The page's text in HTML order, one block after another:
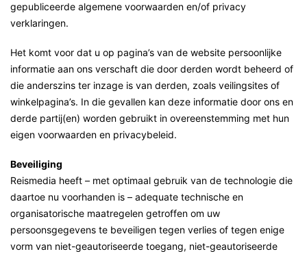
gepubliceerde algemene voorwaarden en/of privacy
verklaringen.
Het komt voor dat u op pagina’s van de website persoonlijke
informatie aan ons verschaft die door derden wordt beheerd of
die anderszins ter inzage is van derden, zoals veilingsites of
winkelpagina’s. In die gevallen kan deze informatie door ons en
derde partij(en) worden gebruikt in overeenstemming met hun
eigen voorwaarden en privacybeleid.
Beveiliging
Reismedia heeft – met optimaal gebruik van de technologie die
daartoe nu voorhanden is – adequate technische en
organisatorische maatregelen getroffen om uw
persoonsgegevens te beveiligen tegen verlies of tegen enige
vorm van niet-geautoriseerde toegang, niet-geautoriseerde